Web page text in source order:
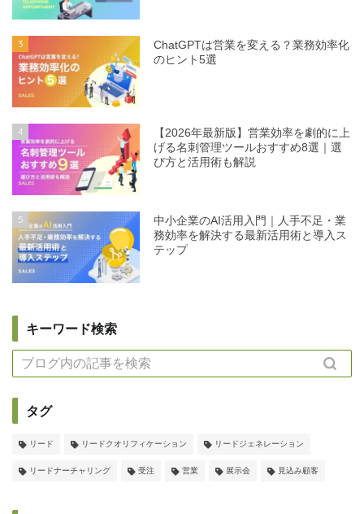
3
ChatGPTは営業を変える？業務効率化
のヒント5選
4
【2026年最新版】営業効率を劇的に上
げる名刺管理ツールおすすめ8選｜選
び方と活用術も解説
5
中小企業のAI活用入門｜人手不足・業
務効率を解決する最新活用術と導入ス
テップ
キーワード検索
タグ
リード リードクオリフィケーション リードジェネレーション
リードナーチャリング 受注 営業 展示会 見込み顧客